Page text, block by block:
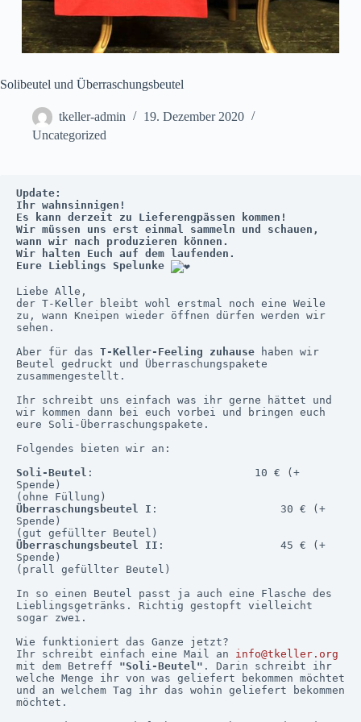
Solibeutel und Überraschungsbeutel
tkeller-admin
19. Dezember 2020
Uncategorized
Update:
Ihr wahnsinnigen!
Es kann derzeit zu Lieferengpässen kommen!
Wir müssen uns erst einmal sammeln und schauen,
wann wir nach produzieren können.
Wir halten Euch auf dem laufenden.
Eure Lieblings Spelunke
Liebe Alle,
der T-Keller bleibt wohl erstmal noch eine Weile
zu, wann Kneipen wieder öffnen dürfen werden wir
sehen.
Aber für das T-Keller-Feeling zuhause haben wir
Beutel gedruckt und Überraschungspakete
zusammengestellt.
Ihr schreibt uns einfach was ihr gerne hättet und
wir kommen dann bei euch vorbei und bringen euch
eure Soli-Überraschungspakete.
Folgendes bieten wir an:
Soli-Beutel :		                 10 € (+
Spende)
Überraschungsbeutel I :                   30 € (+
Spende)
Überraschungsbeutel II :                  45 € (+
Spende)
(prall gefüllter Beutel)
In so einen Beutel passt ja auch eine Flasche des
Lieblingsgetränks. Richtig gestopft vielleicht
sogar zwei.
Wie funktioniert das Ganze jetzt?
Ihr schreibt einfach eine Mail an info@tkeller.org
mit dem Betreff "Soli-Beutel" . Darin schreibt ihr
welche Menge ihr von was geliefert bekommen möchtet
und an welchem Tag ihr das wohin geliefert bekommen
möchtet.